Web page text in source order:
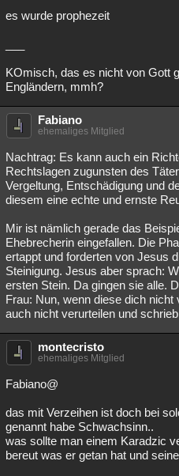
es wurde prophezeit
KOmisch, das es nicht von Gott
Engländern, mmh?
Fabiano
ehemaliges Mitglied
Nachtrag: Es kann auch ein
Rechtslagen zugunsten des
Vergeltung, Entschädigung und
diesem eine echte und ernste
Mir ist nämlich gerade das
Ehebrecherin eingefallen. Die
ertappt und forderten von Jesus
Steinigung. Jesus aber sprach:
ersten Stein. Da gingen sie alle.
Frau: Nun, wenn diese dich
auch nicht verurteilen und
montecristo
ehemaliges Mitglied
Fabiano@
das mit Verzeihen ist doch bei
genannt habe Schwachsinn..
was sollte man einem Karadzic
bereut was er getan hat und